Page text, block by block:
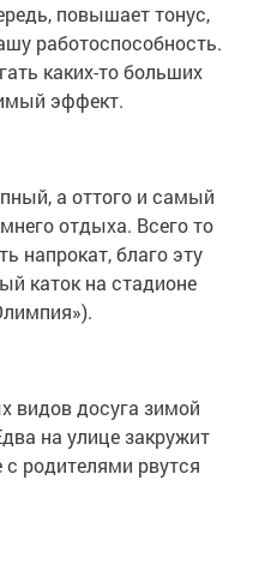
повышает тонус,
работоспособность.
каких-то больших
эффект.
а оттого и самый
отдыха. Всего то
напрокат, благо эту
каток на стадионе
досуга зимой
на улице закружит
родителями рвутся